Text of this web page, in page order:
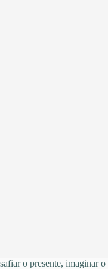
o presente, imaginar o